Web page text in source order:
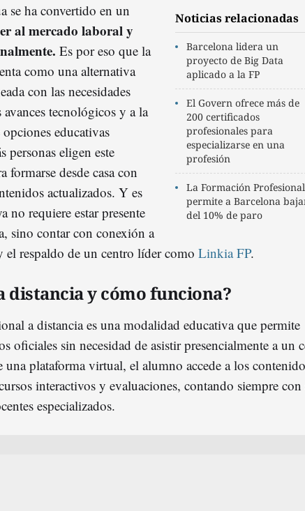
Noticias relacionadas
Barcelona lidera un
proyecto de Big Data
aplicado a la FP
El Govern ofrece más de
200 certificados
profesionales para
especializarse en una
profesión
La Formación Profesional
permite a Barcelona
del 10% de paro
se ha convertido en un
al mercado laboral y
Es por eso que la
como una alternativa
con las necesidades
avances tecnológicos y a la
educativas
personas eligen este
desde casa con
actualizados. Y es
no requiere estar presente
sino contar con conexión a
respaldo de un centro líder como Linkia FP.
distancia y cómo funciona?
a distancia es una modalidad educativa que permite
oficiales sin necesidad de asistir presencialmente a un
una plataforma virtual, el alumno accede a los
interactivos y evaluaciones, contando siempre con
especializados.